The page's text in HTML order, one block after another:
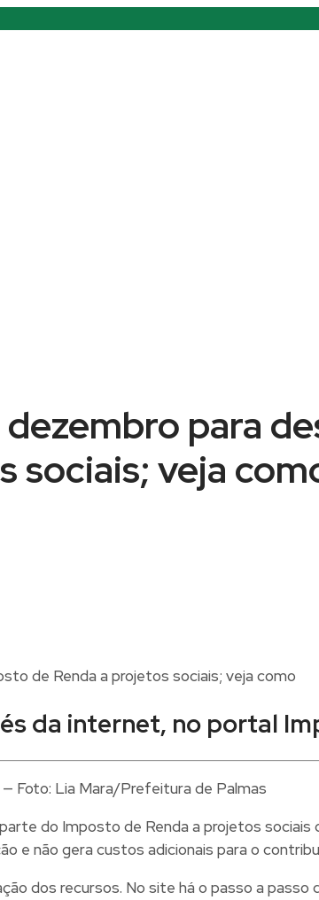
para
sociais; veja
da internet, no portal
Foto: Lia Mara/Prefeitura de Palmas
do Imposto de Renda a projetos
e não gera custos adicionais para o
dos recursos. No site há o passo a